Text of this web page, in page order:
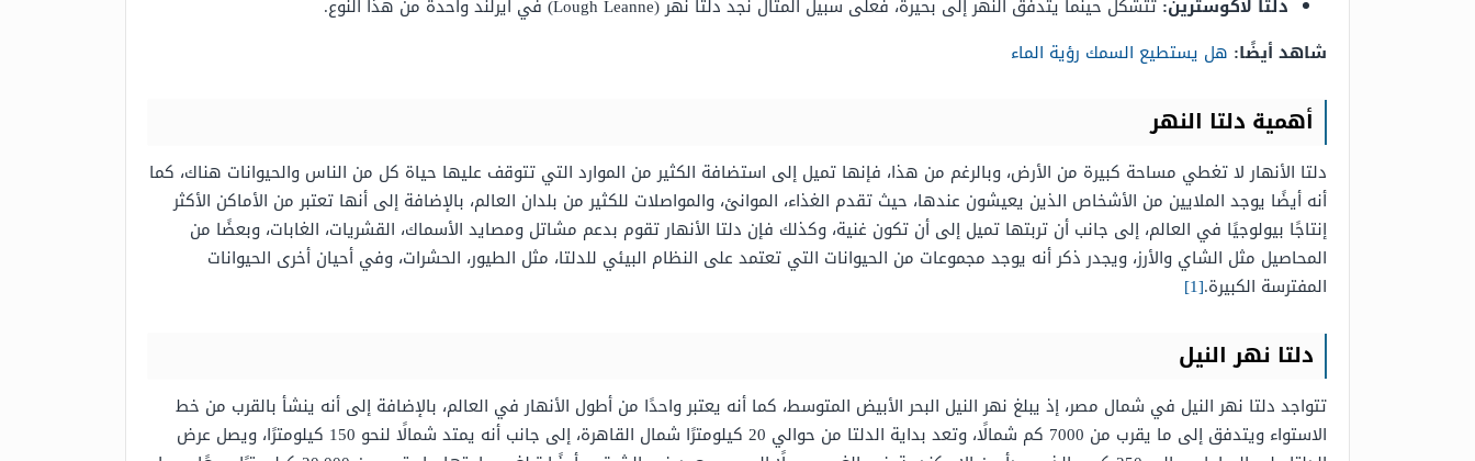
دلتا لاكوسترين: تتشكل حينما يتدفق النهر إلى بحيرة، فعلى سبيل المثال نجد دلتا نهر (Lough Leanne) في أيرلند واحدة من هذا النوع.
شاهد أيضًا: هل يستطيع السمك رؤية الماء
أهمية دلتا النهر
دلتا الأنهار لا تغطي مساحة كبيرة من الأرض، وبالرغم من هذا، فإنها تميل إلى استضافة الكثير من الموارد التي تتوقف عليها حياة كل من الناس والحيوانات هناك، كما
أنه أيضًا يوجد الملايين من الأشخاص الذين يعيشون عندها، حيث تقدم الغذاء، الموانئ، والمواصلات للكثير من بلدان العالم، بالإضافة إلى أنها تعتبر من الأماكن الأكثر
إنتاجًا بيولوجيًا في العالم، إلى جانب أن تربتها تميل إلى أن تكون غنية، وكذلك فإن دلتا الأنهار تقوم بدعم مشاتل ومصايد الأسماك، القشريات، الغابات، وبعضًا من
المحاصيل مثل الشاي والأرز، ويجدر ذكر أنه يوجد مجموعات من الحيوانات التي تعتمد على النظام البيئي للدلتا، مثل الطيور، الحشرات، وفي أحيان أخرى الحيوانات
المفترسة الكبيرة.[1]
دلتا نهر النيل
تتواجد دلتا نهر النيل في شمال مصر، إذ يبلغ نهر النيل البحر الأبيض المتوسط، كما أنه يعتبر واحدًا من أطول الأنهار في العالم، بالإضافة إلى أنه ينشأ بالقرب من خط
الاستواء ويتدفق إلى ما يقرب من 7000 كم شمالًا، وتعد بداية
الدلتا من حوالي 20 كيلومترًا شمال القاهرة، إلى جانب أنه يمتد شمالًا لنحو 150 كيلومترًا، ويصل
عرض